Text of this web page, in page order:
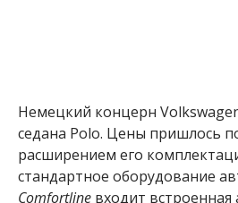
Немецкий концерн
седана Polo. Цены пришлось
расширением его
стандартное оборудование
Comfortline входит встроенная